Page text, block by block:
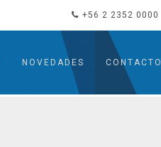
+56 2 2352 0000
NOVEDADES CONTACTO